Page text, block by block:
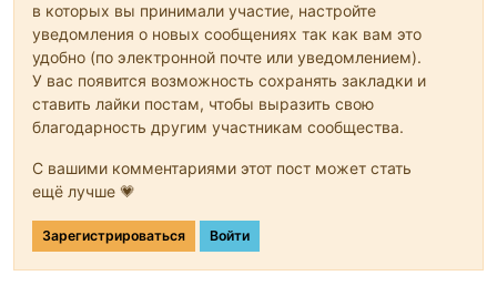
в которых вы принимали участие, настройте
уведомления о новых сообщениях так как вам это
удобно (по электронной почте или уведомлением).
У вас появится возможность сохранять закладки и
ставить лайки постам, чтобы выразить свою
благодарность другим участникам сообщества.
С вашими комментариями этот пост может стать
ещё лучше 💗
Зарегистрироваться Войти